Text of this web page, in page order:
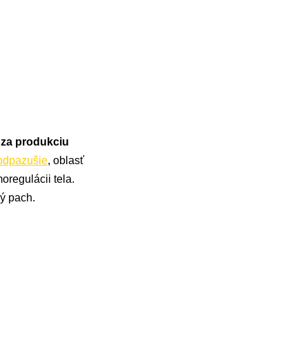
produkciu
, oblasť
tela.
pach.